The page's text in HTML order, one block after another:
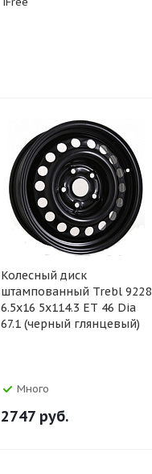
Колесный диск
штампованный Trebl 9228
6.5x16 5x114.3 ET 46 Dia
67.1 (черный глянцевый)
Много
2747 руб.